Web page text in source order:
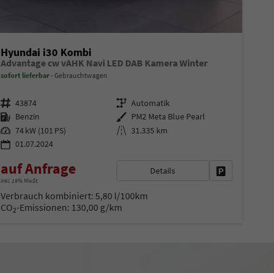
Hyundai i30 Kombi
Advantage cw vAHK Navi LED DAB Kamera Winter
sofort lieferbar Gebrauchtwagen
Fahrzeugnr. 43874 Getriebe Automatik
Kraftstoff Benzin Außenfarbe PM2 Meta Blue Pearl
Leistung 74 kW (101 PS) Kilometerstand 31.335 km
01.07.2024
auf Anfrage
inkl. 19% MwSt.
Details
Verbrauch kombiniert: 5,80 l/100km
CO2-Emissionen: 130,00 g/km